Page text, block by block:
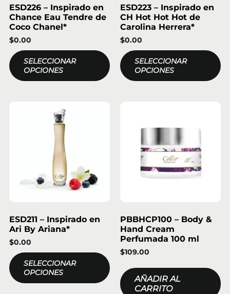
ESD226 – Inspirado en
Chance Eau Tendre de
Coco Chanel*
$0.00
SELECCIONAR
OPCIONES
ESD223 – Inspirado en
CH Hot Hot Hot de
Carolina Herrera*
$0.00
SELECCIONAR
OPCIONES
ESD211 – Inspirado en
Ari By Ariana*
$0.00
SELECCIONAR
OPCIONES
PBBHCP100 – Body &
Hand Cream
Perfumada 100 ml
$109.00
AÑADIR AL
CARRITO